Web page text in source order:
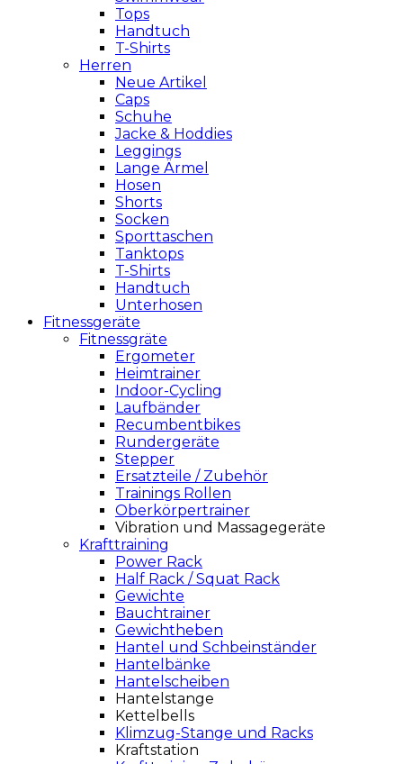
Tops
Handtuch
T-Shirts
Herren
Neue Artikel
Caps
Schuhe
Jacke & Hoddies
Leggings
Lange Ärmel
Hosen
Shorts
Socken
Sporttaschen
Tanktops
T-Shirts
Handtuch
Unterhosen
Fitnessgeräte
Fitnessgräte
Ergometer
Heimtrainer
Indoor-Cycling
Laufbänder
Recumbentbikes
Rundergeräte
Stepper
Ersatzteile / Zubehör
Trainings Rollen
Oberkörpertrainer
Vibration und Massagegeräte
Krafttraining
Power Rack
Half Rack / Squat Rack
Gewichte
Bauchtrainer
Gewichtheben
Hantel und Schbeinständer
Hantelbänke
Hantelscheiben
Hantelstange
Kettelbells
Klimzug-Stange und Racks
Kraftstation